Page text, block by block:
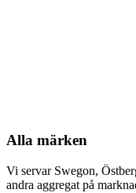
Alla märken
Vi servar Swegon,
andra aggregat på